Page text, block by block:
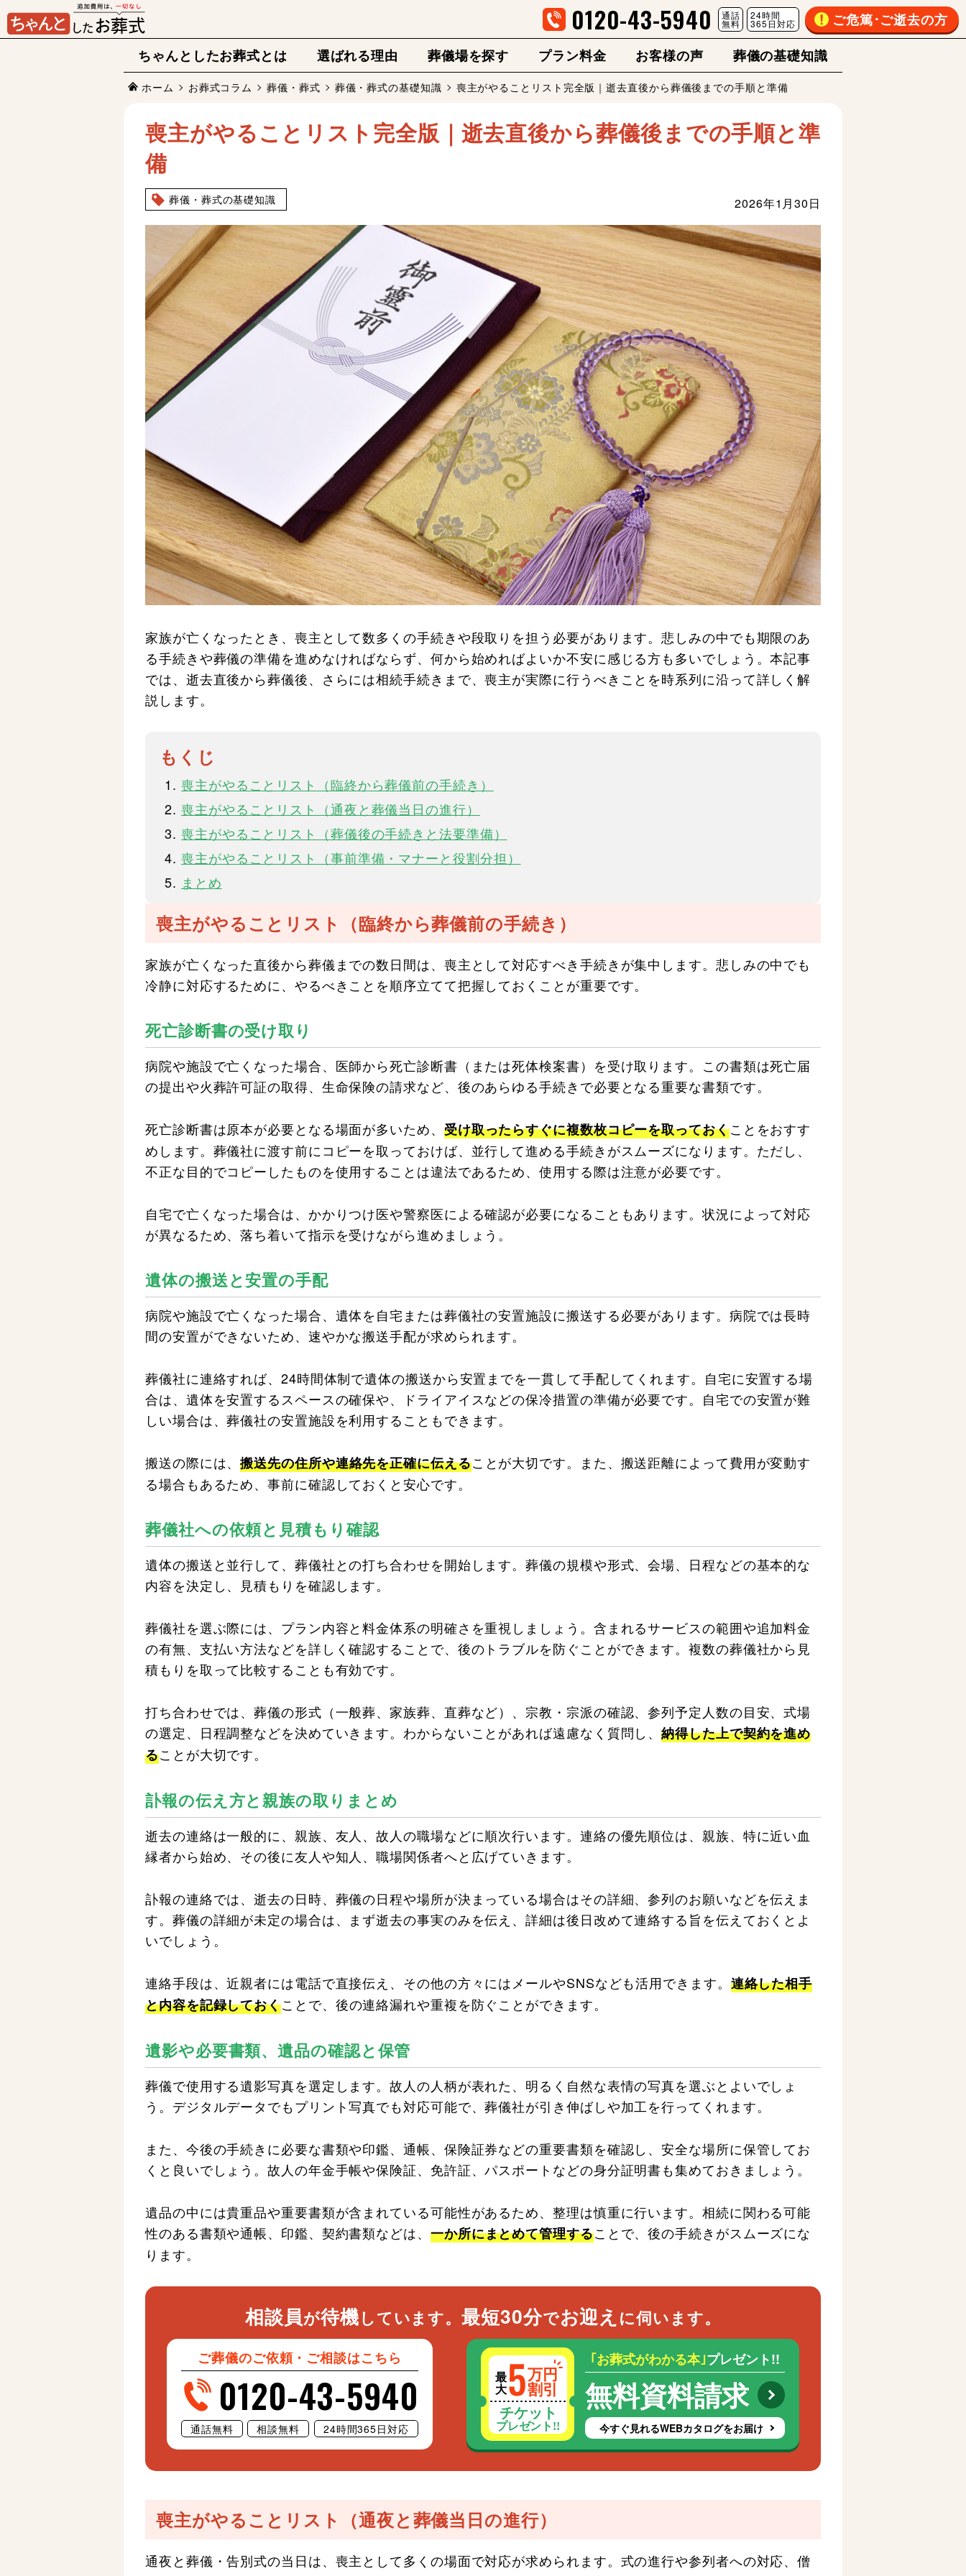
0120-43-5940 通話
無料
24時間
365日対応
ご危篤･ご逝去の方
ちゃんとしたお葬式とは
選ばれる理由 葬儀場を探す プラン料金 お客様の声 葬儀の基礎知識
ホーム お葬式コラム 葬儀・葬式 葬儀・葬式の基礎知識 喪主がやることリスト完全版｜逝去直後から葬儀後までの手順と準備
喪主がやることリスト完全版｜逝去直後から葬儀後までの手順と準
備
葬儀・葬式の基礎知識 2026年1月30日
家族が亡くなったとき、喪主として数多くの手続きや段取りを担う必要があります。悲しみの中でも期限のあ
る手続きや葬儀の準備を進めなければならず、何から始めればよいか不安に感じる方も多いでしょう。本記事
では、逝去直後から葬儀後、さらには相続手続きまで、喪主が実際に行うべきことを時系列に沿って詳しく解
説します。
もくじ
喪主がやることリスト（臨終から葬儀前の手続き）
喪主がやることリスト（通夜と葬儀当日の進行）
喪主がやることリスト（葬儀後の手続きと法要準備）
喪主がやることリスト（事前準備・マナーと役割分担）
まとめ
喪主がやることリスト（臨終から葬儀前の手続き）
家族が亡くなった直後から葬儀までの数日間は、喪主として対応すべき手続きが集中します。悲しみの中でも
冷静に対応するために、やるべきことを順序立てて把握しておくことが重要です。
死亡診断書の受け取り
病院や施設で亡くなった場合、医師から死亡診断書（または死体検案書）を受け取ります。この書類は死亡届
の提出や火葬許可証の取得、生命保険の請求など、後のあらゆる手続きで必要となる重要な書類です。
死亡診断書は原本が必要となる場面が多いため、 受け取ったらすぐに複数枚コピーを取っておくことをおすす
めします。葬儀社に渡す前にコピーを取っておけば、並行して進める手続きがスムーズになります。ただし、
不正な目的でコピーしたものを使用することは違法であるため、使用する際は注意が必要です。
自宅で亡くなった場合は、かかりつけ医や警察医による確認が必要になることもあります。状況によって対応
が異なるため、落ち着いて指示を受けながら進めましょう。
遺体の搬送と安置の手配
病院や施設で亡くなった場合、遺体を自宅または葬儀社の安置施設に搬送する必要があります。病院では長時
間の安置ができないため、速やかな搬送手配が求められます。
葬儀社に連絡すれば、24時間体制で遺体の搬送から安置までを一貫して手配してくれます。自宅に安置する場
合は、遺体を安置するスペースの確保や、ドライアイスなどの保冷措置の準備が必要です。自宅での安置が難
しい場合は、葬儀社の安置施設を利用することもできます。
搬送の際には、搬送先の住所や連絡先を正確に伝えることが大切です。また、搬送距離によって費用が変動す
る場合もあるため、事前に確認しておくと安心です。
葬儀社への依頼と見積もり確認
遺体の搬送と並行して、葬儀社との打ち合わせを開始します。葬儀の規模や形式、会場、日程などの基本的な
内容を決定し、見積もりを確認します。
葬儀社を選ぶ際には、プラン内容と料金体系の明確さを重視しましょう。含まれるサービスの範囲や追加料金
の有無、支払い方法などを詳しく確認することで、後のトラブルを防ぐことができます。複数の葬儀社から見
積もりを取って比較することも有効です。
打ち合わせでは、葬儀の形式（一般葬、家族葬、直葬など）、宗教・宗派の確認、参列予定人数の目安、式場
の選定、日程調整などを決めていきます。わからないことがあれば遠慮なく質問し、納得した上で契約を進め
ることが大切です。
訃報の伝え方と親族の取りまとめ
逝去の連絡は一般的に、親族、友人、故人の職場などに順次行います。連絡の優先順位は、親族、特に近い血
縁者から始め、その後に友人や知人、職場関係者へと広げていきます。
訃報の連絡では、逝去の日時、葬儀の日程や場所が決まっている場合はその詳細、参列のお願いなどを伝えま
す。葬儀の詳細が未定の場合は、まず逝去の事実のみを伝え、詳細は後日改めて連絡する旨を伝えておくとよ
いでしょう。
連絡手段は、近親者には電話で直接伝え、その他の方々にはメールやSNSなども活用できます。 連絡した相手
と内容を記録しておくことで、後の連絡漏れや重複を防ぐことができます。
遺影や必要書類、遺品の確認と保管
葬儀で使用する遺影写真を選定します。故人の人柄が表れた、明るく自然な表情の写真を選ぶとよいでしょ
う。デジタルデータでもプリント写真でも対応可能で、葬儀社が引き伸ばしや加工を行ってくれます。
また、今後の手続きに必要な書類や印鑑、通帳、保険証券などの重要書類を確認し、安全な場所に保管してお
くと良いでしょう。故人の年金手帳や保険証、免許証、パスポートなどの身分証明書も集めておきましょう。
遺品の中には貴重品や重要書類が含まれている可能性があるため、整理は慎重に行います。相続に関わる可能
性のある書類や通帳、印鑑、契約書類などは、 一か所にまとめて管理することで、後の手続きがスムーズにな
ります。
相談員が待機しています。最短30分でお迎え に伺います。
ご葬儀のご依頼・ご相談はこちら
0120-43-5940
通話無料 相談無料 24時間365日対応
｢お葬式がわかる本｣プレゼント!!
無料資料請求
今すぐ見れるWEBカタログをお届け
喪主がやることリスト（通夜と葬儀当日の進行）
通夜と葬儀・告別式の当日は、喪主として多くの場面で対応が求められます。式の進行や参列者への対応、僧